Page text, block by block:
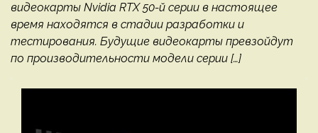
видеокарты Nvidia RTX 50-й серии в настоящее
время находятся в стадии разработки и
тестирования. Будущие видеокарты превзойдут
по производительности модели серии […]